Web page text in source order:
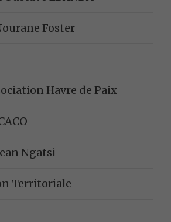
Foster
Havre de Paix
Ngatsi
Territoriale